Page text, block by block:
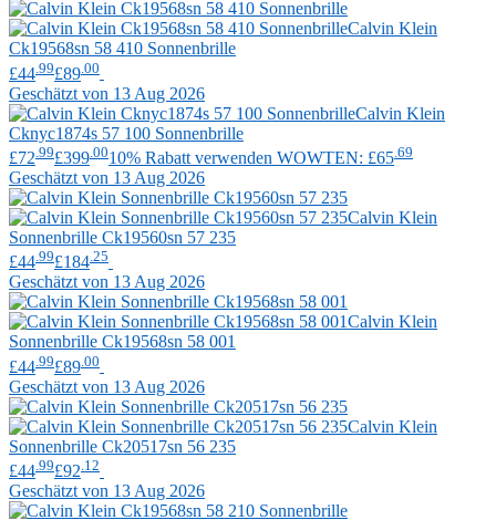
Calvin Klein
Ck19568sn 58 410 Sonnenbrille
£44 .99£89 .00
Geschätzt von 13 Aug 2026
Calvin Klein
Cknyc1874s 57 100 Sonnenbrille
£72 .99£399 .0010% Rabatt verwenden WOWTEN: £65 .69
Geschätzt von 13 Aug 2026
Calvin Klein
Sonnenbrille Ck19560sn 57 235
£44.99£184.25
Geschätzt von 13 Aug 2026
Calvin Klein
Sonnenbrille Ck19568sn 58 001
£44 .99£89 .00
Geschätzt von 13 Aug 2026
Calvin Klein
Sonnenbrille Ck20517sn 56 235
£44 .99£92 .12
Geschätzt von 13 Aug 2026